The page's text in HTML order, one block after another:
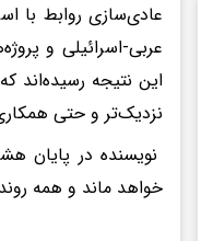
عادی‌سازی روابط با
عربی-اسرائیلی و
این نتیجه رسیده‌اند
نزدیک‌تر و حتی
نویسنده در پایان
خواهد ماند و همه